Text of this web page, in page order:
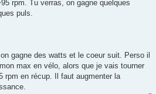
rpm. Tu verras, on gagne quelques
puls.
gagne des watts et le coeur suit. Perso il
max en vélo, alors que je vais tourner
rpm en récup. Il faut augmenter la